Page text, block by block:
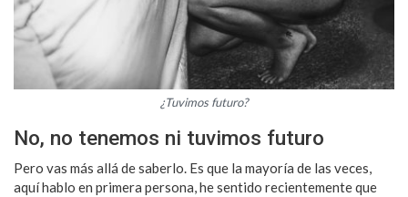
¿Tuvimos futuro?
No, no tenemos ni tuvimos futuro
Pero vas más allá de saberlo. Es que la mayoría de las veces,
aquí hablo en primera persona, he sentido recientemente que